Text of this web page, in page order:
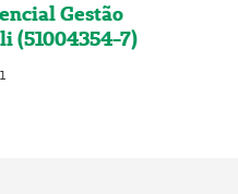
Gestão
(51004354-7)